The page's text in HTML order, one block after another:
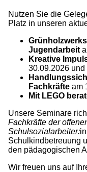
Nutzen Sie die
Platz in unseren
Jugendarbeit
Kreative
30.09.2026
Fachkräfte am
Mit LEGO
Unsere Seminare
Fachkräfte der
Schulsozialarbeiter:
Schulkindbetreuung
den pädagogischen
Wir freuen uns auf